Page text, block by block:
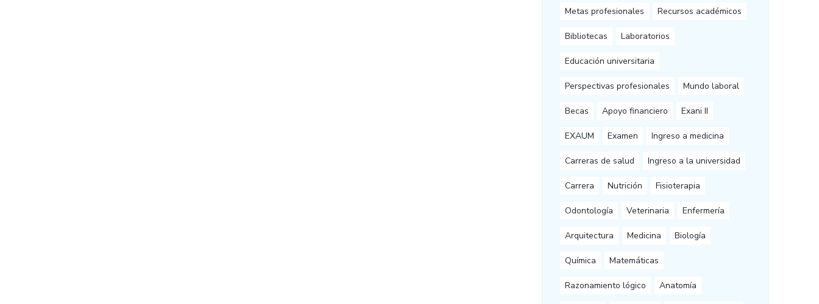
Metas profesionales Recursos académicos
Bibliotecas Laboratorios
Educación universitaria
Perspectivas profesionales Mundo laboral
Becas Apoyo financiero Exani II
EXAUM Examen Ingreso a medicina
Carreras de salud Ingreso a la universidad
Carrera Nutrición Fisioterapia
Odontología Veterinaria Enfermería
Arquitectura Medicina Biología
Química Matemáticas
Razonamiento lógico Anatomía